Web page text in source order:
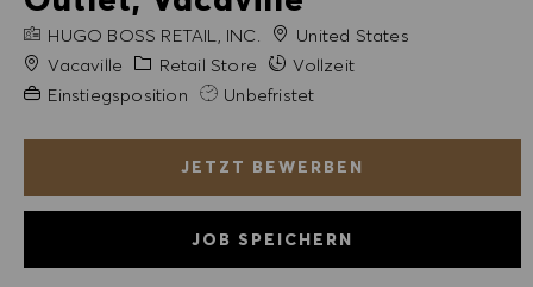
FIRMENNAME
HUGO BOSS RETAIL, INC.
United States
StadtVacaville Kategorie
Retail Store
Vollzeit
Erfahrung erforderlich
Einstiegsposition Unbefristet
JETZT BEWERBEN
JOB SPEICHERN